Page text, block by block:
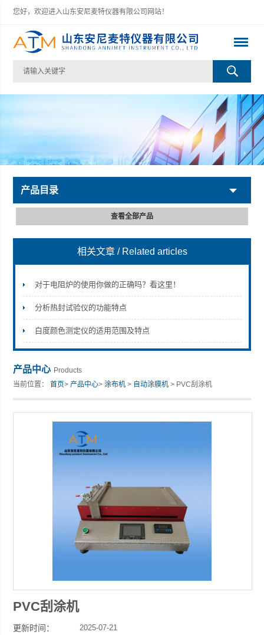
您好，欢迎进入山东安尼麦特仪器有限公司网站！
山东安尼麦特仪器有限公司
产品目录
查看全部产品
相关文章 / Related articles
对于电阻炉的使用你做的正确吗？看这里！
分析热封试验仪的功能特点
白度颜色测定仪的适用范围及特点
产品中心 Products
当前位置：首页>产品中心>涂布机 > 自动涂膜机 > PVC刮涂机
PVC刮涂机
更新时间： 2025-07-21